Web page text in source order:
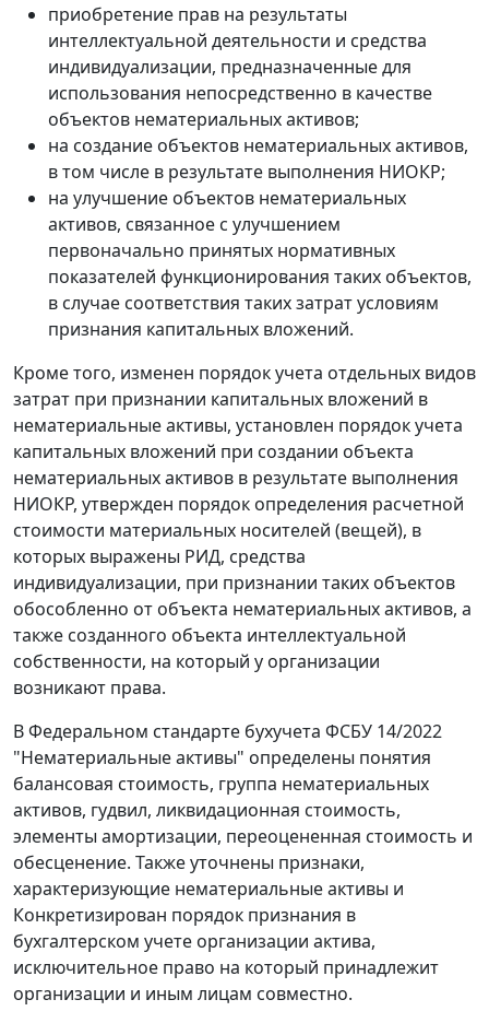
приобретение прав на результаты
интеллектуальной деятельности и средства
индивидуализации, предназначенные для
использования непосредственно в качестве
объектов нематериальных активов;
на создание объектов нематериальных активов,
в том числе в результате выполнения НИОКР;
на улучшение объектов нематериальных
активов, связанное с улучшением
первоначально принятых нормативных
показателей функционирования таких объектов,
в случае соответствия таких затрат условиям
признания капитальных вложений.
Кроме того, изменен порядок учета отдельных видов
затрат при признании капитальных вложений в
нематериальные активы, установлен порядок учета
капитальных вложений при создании объекта
нематериальных активов в результате выполнения
НИОКР, утвержден порядок определения расчетной
стоимости материальных носителей (вещей), в
которых выражены РИД, средства
индивидуализации, при признании таких объектов
обособленно от объекта нематериальных активов, а
также созданного объекта интеллектуальной
собственности, на который у организации
возникают права.
В Федеральном стандарте бухучета ФСБУ 14/2022
"Нематериальные активы" определены понятия
балансовая стоимость, группа нематериальных
активов, гудвил, ликвидационная стоимость,
элементы амортизации, переоцененная стоимость и
обесценение. Также уточнены признаки,
характеризующие нематериальные активы и
Конкретизирован порядок признания в
бухгалтерском учете организации актива,
исключительное право на который принадлежит
организации и иным лицам совместно.